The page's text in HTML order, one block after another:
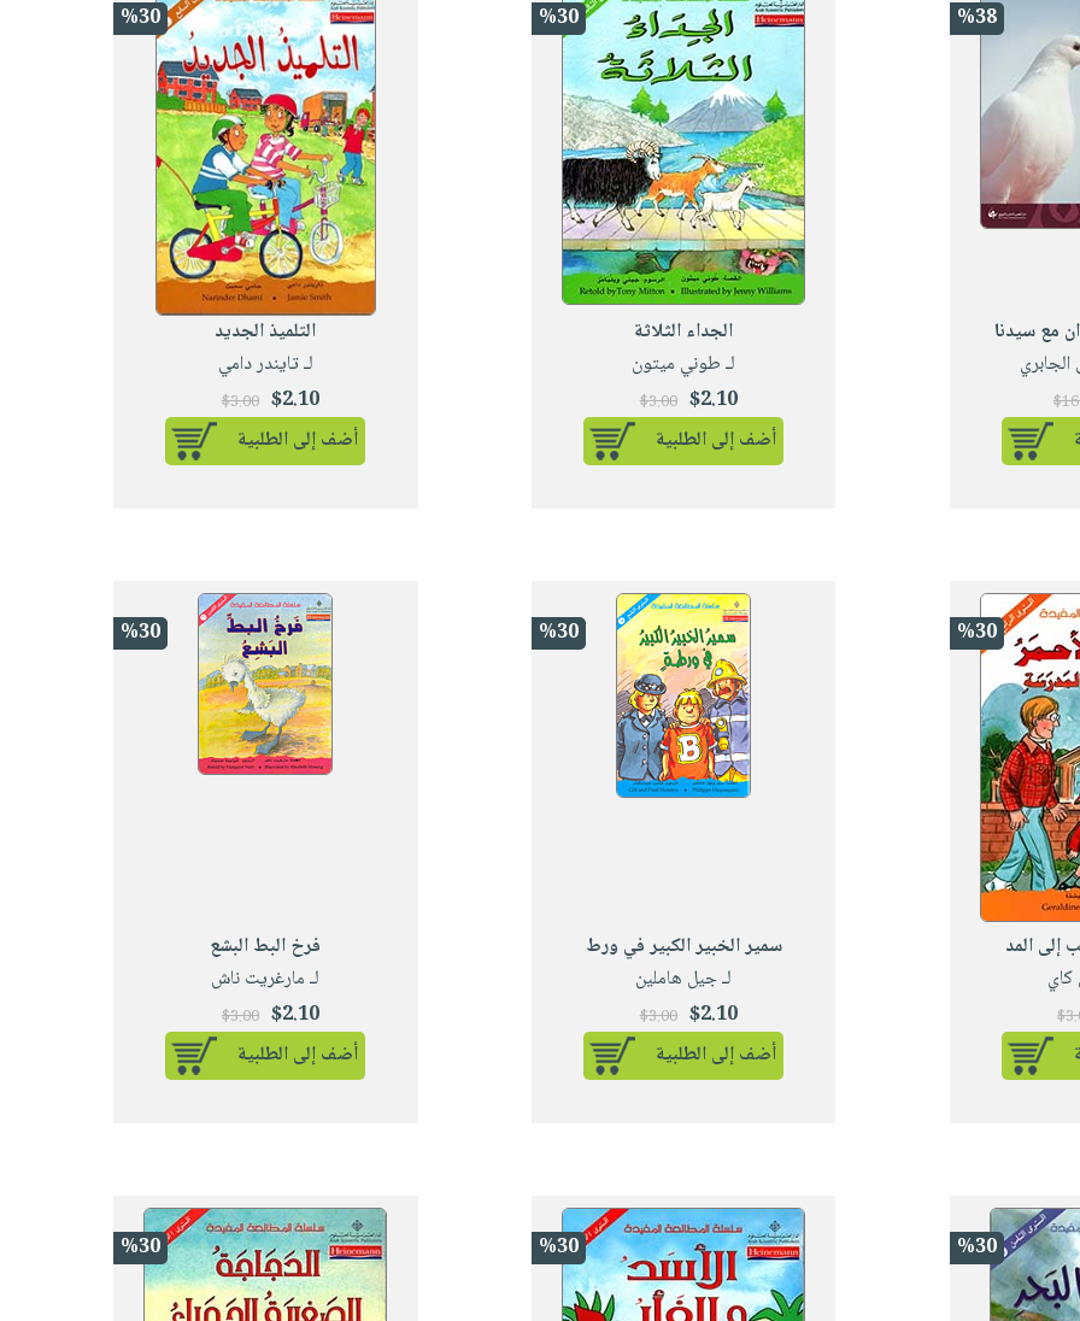
%38
مع سيدنا
%30
الجداء الثلاثة
لـ طوني ميتون
$2.10
$3.00
أضف إلى الطلبية
%30
التلميذ الجديد
لـ تايندر دامي
$2.10
$3.00
أضف إلى الطلبية
%30
إلى المد
كاي
%30
سمير الخبير الكبير في ورط
لـ جيل هاملين
$2.10
$3.00
أضف إلى الطلبية
%30
فرخ البط البشع
لـ مارغريت ناش
$2.10
$3.00
أضف إلى الطلبية
%30
%30
%30